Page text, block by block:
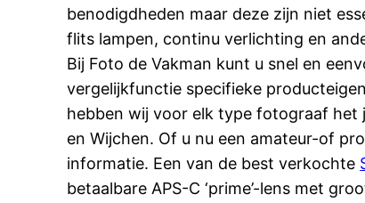
benodigdheden maar deze zijn niet
flits lampen, continu verlichting en
Bij Foto de Vakman kunt u snel en
vergelijkfunctie specifieke
hebben wij voor elk type fotograaf het
en Wijchen. Of u nu een amateur-of
informatie. Een van de best verkochte
betaalbare APS-C ‘prime’-lens met